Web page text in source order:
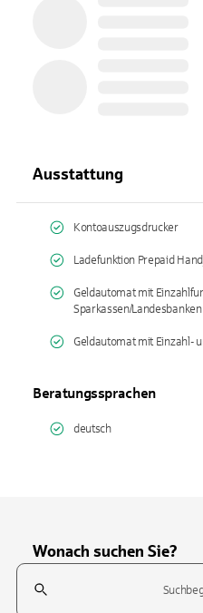
Ausstattung
Kontoauszugsdrucker
Ladefunktion Prepaid
Geldautomat mit
Sparkassen/Landesbanken
Geldautomat mit Einzahl-
Beratungssprachen
deutsch
Wonach suchen Sie?
Suchfeld